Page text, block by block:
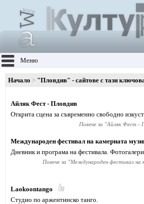
Меню
Начало "Пловдив" - сайтове с тази
Айляк Фест - Пловдив
Открита сцена за съвременно свободно
Повече за "Айляк Фест -
Международен фестивал на камерната
Дневник и програма на фестивала.
Повече за "Международен фестивал на
Laokoontango
Студио по аржентинско танго.